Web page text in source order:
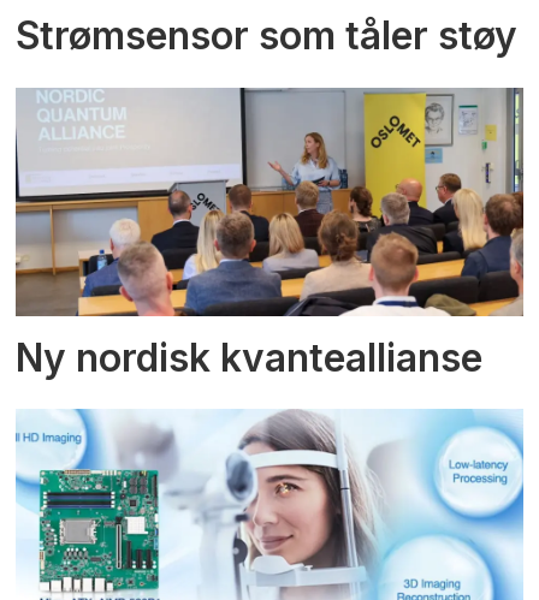
Strømsensor som tåler støy
Ny nordisk kvanteallianse